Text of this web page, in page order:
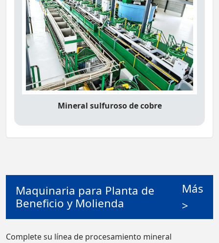
Mineral sulfuroso de cobre
Maquinaria para Planta de
Beneficio y Molienda
Más
>
Complete su línea de procesamiento mineral